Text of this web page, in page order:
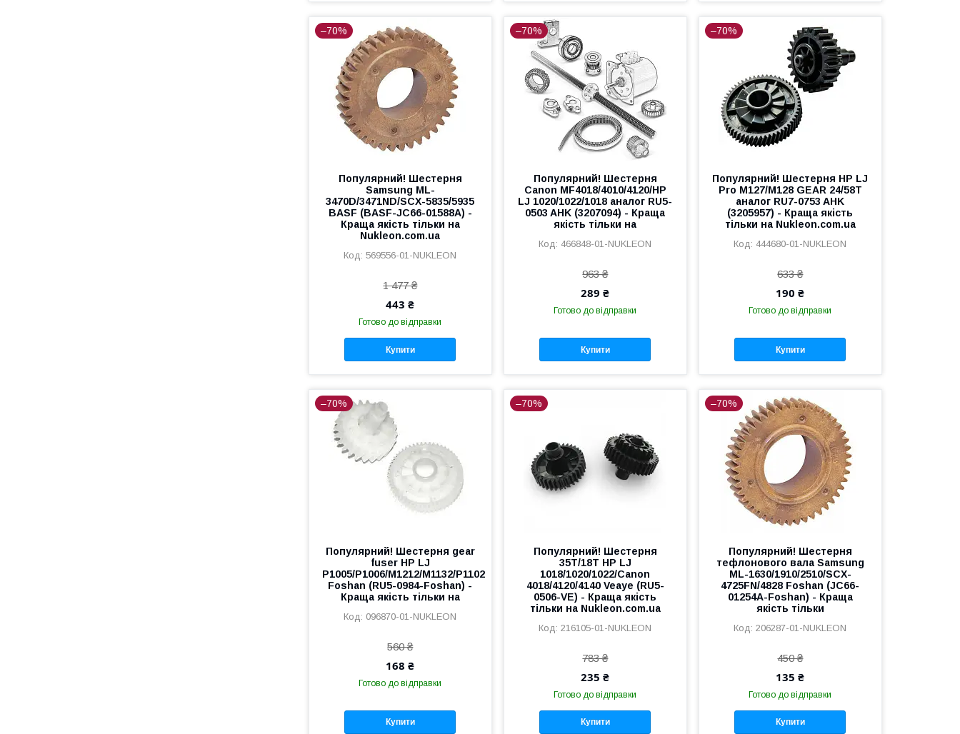
–70%
Популярний! Шестерня
Samsung ML-
3470D/3471ND/SCX-5835/5935
BASF (BASF-JC66-01588A) -
Краща якість тільки на
Nukleon.com.ua
569556-01-NUKLEON
1 477 ₴
443 ₴
Готово до відправки
Купити
–70%
Популярний! Шестерня
Canon MF4018/4010/4120/HP
LJ 1020/1022/1018 аналог RU5-
0503 AHK (3207094) - Краща
якість тільки на
466848-01-NUKLEON
963 ₴
289 ₴
Готово до відправки
Купити
–70%
Популярний! Шестерня HP LJ
Pro M127/M128 GEAR 24/58T
аналог RU7-0753 AHK
(3205957) - Краща якість
тільки на Nukleon.com.ua
444680-01-NUKLEON
633 ₴
190 ₴
Готово до відправки
Купити
–70%
Популярний! Шестерня gear
fuser HP LJ
P1005/P1006/M1212/M1132/P1102
Foshan (RU5-0984-Foshan) -
Краща якість тільки на
096870-01-NUKLEON
560 ₴
168 ₴
Готово до відправки
Купити
–70%
Популярний! Шестерня
35T/18T HP LJ
1018/1020/1022/Canon
4018/4120/4140 Veaye (RU5-
0506-VE) - Краща якість
тільки на Nukleon.com.ua
216105-01-NUKLEON
783 ₴
235 ₴
Готово до відправки
Купити
–70%
Популярний! Шестерня
тефлонового вала Samsung
ML-1630/1910/2510/SCX-
4725FN/4828 Foshan (JC66-
01254A-Foshan) - Краща
якість тільки
206287-01-NUKLEON
450 ₴
135 ₴
Готово до відправки
Купити